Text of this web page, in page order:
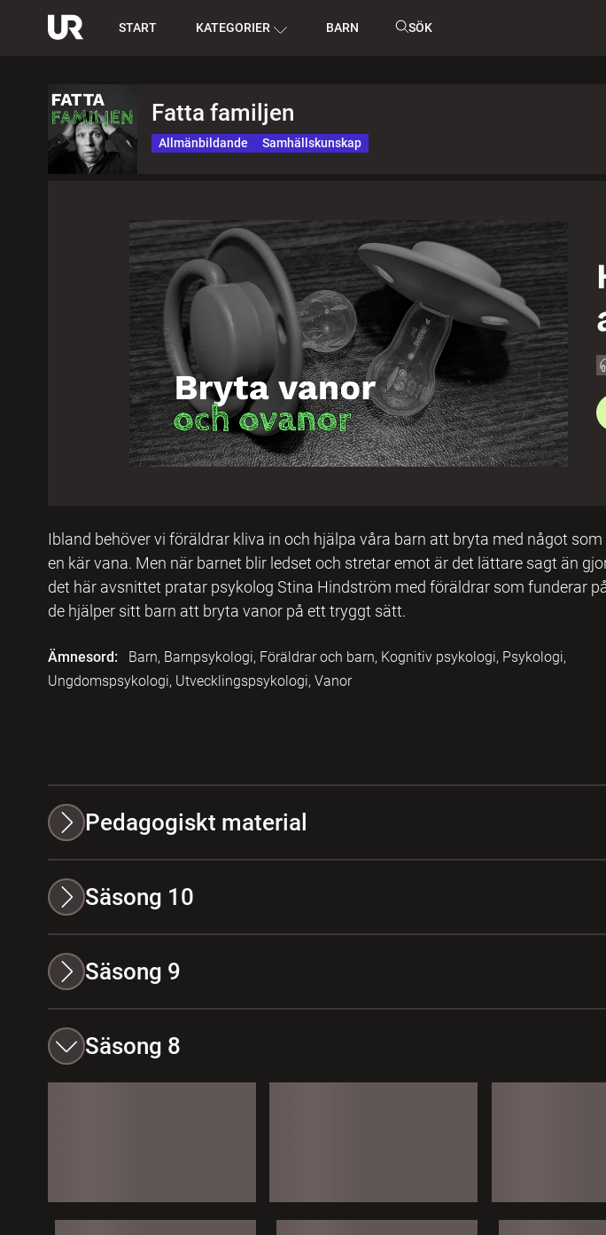
START KATEGORIER BARN SÖK
Fatta familjen
Allmänbildande Samhällskunskap
Ibland behöver vi föräldrar kliva in och hjälpa våra barn att bryta med något som
en kär vana. Men när barnet blir ledset och stretar emot är det lättare sagt än
det här avsnittet pratar psykolog Stina Hindström med föräldrar som funderar
de hjälper sitt barn att bryta vanor på ett tryggt sätt.
Ämnesord:
Barn, Barnpsykologi, Föräldrar och barn, Kognitiv psykologi, Psykologi,
Ungdomspsykologi, Utvecklingspsykologi, Vanor
Pedagogiskt material
Säsong 10
Säsong 9
Säsong 8